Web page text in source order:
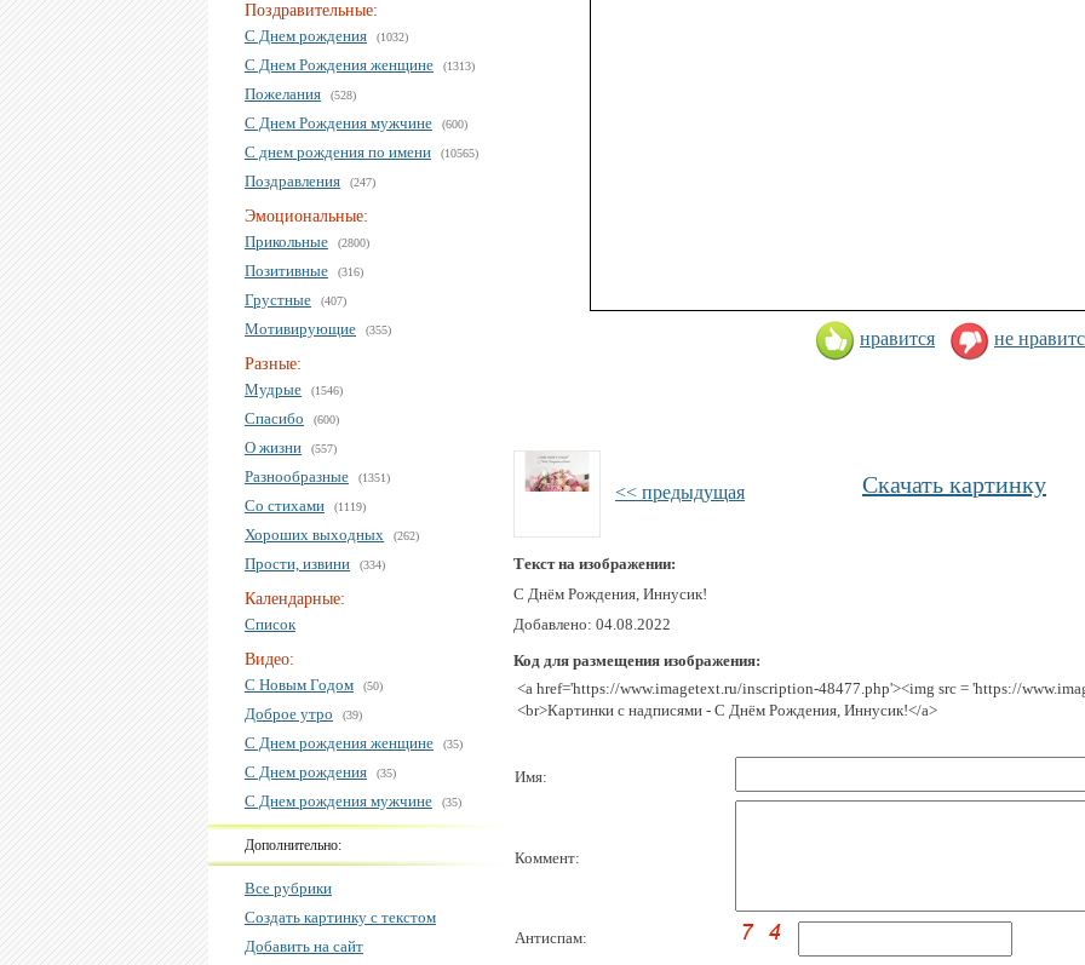
Поздравительные:
С Днем рождения
(1032)
С Днем Рождения женщине (1313)
Пожелания (528)
С Днем Рождения мужчине (600)
С днем рождения по имени (10565)
Поздравления (247)
Эмоциональные:
Прикольные
(2800)
Позитивные (316)
Грустные (407)
Мотивирующие (355)
Разные:
Мудрые
(1546)
Спасибо (600)
О жизни (557)
Разнообразные (1351)
Со стихами (1119)
Хороших выходных (262)
Прости, извини (334)
Календарные:
Список
Видео:
С Новым Годом
(50)
Доброе утро (39)
С Днем рождения женщине (35)
С Днем рождения (35)
С Днем рождения мужчине (35)
Дополнительно:
Все рубрики
Создать картинку с текстом
Добавить на сайт
нравится не
<< предыдущая Скачать картинку
Текст на изображении:
С Днём Рождения, Иннусик!
Добавлено: 04.08.2022
Код для размещения изображения:
<a href='https://www.imagetext.ru/inscription-48477.php'><img src = 'https://
<br>Картинки с надписями - С Днём Рождения, Иннусик!</a>
Имя:
Коммент:
Антиспам: